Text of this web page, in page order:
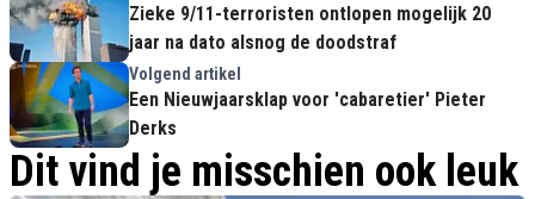
Zieke 9/11-terroristen ontlopen mogelijk 20
jaar na dato alsnog de doodstraf
Volgend artikel
Een Nieuwjaarsklap voor 'cabaretier' Pieter
Derks
Dit vind je misschien ook leuk